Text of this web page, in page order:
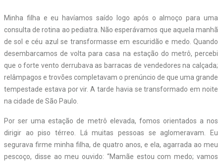
Minha filha e eu havíamos saído logo após o almoço para uma
consulta de rotina ao pediatra. Não esperávamos que aquela manhã
de sol e céu azul se transformasse em escuridão e medo. Quando
desembarcamos de volta para casa na estação do metrô, percebi
que o forte vento derrubava as barracas de vendedores na calçada;
relâmpagos e trovões completavam o prenúncio de que uma grande
tempestade estava por vir. A tarde havia se transformado em noite
na cidade de São Paulo.
Por ser uma estação de metrô elevada, fomos orientados a nos
dirigir ao piso térreo. Lá muitas pessoas se aglomeravam. Eu
segurava firme minha filha, de quatro anos, e ela, agarrada ao meu
pescoço, disse ao meu ouvido: “Mamãe estou com medo; vamos